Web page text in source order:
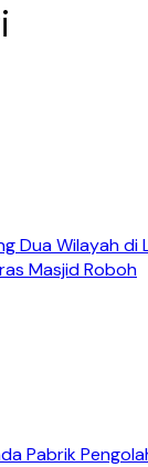
Dua Wilayah di
Masjid Roboh
Pabrik